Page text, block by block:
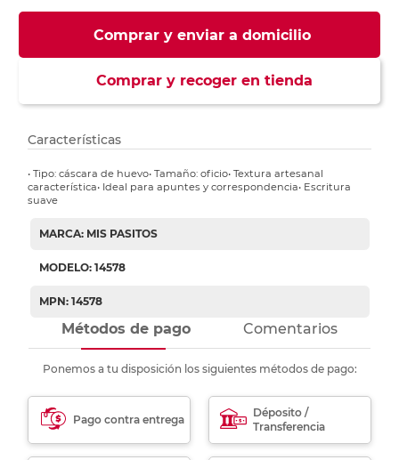
Comprar y enviar a domicilio
Comprar y recoger en tienda
Características
• Tipo: cáscara de huevo• Tamaño: oficio• Textura artesanal
característica• Ideal para apuntes y correspondencia• Escritura
suave
MARCA: MIS PASITOS
MODELO: 14578
MPN: 14578
Métodos de pago Comentarios
Ponemos a tu disposición los siguientes métodos de pago:
Pago contra entrega
Déposito /
Transferencia